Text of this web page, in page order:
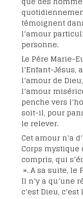
témoignent
l’amour
personne.
Le Père Marie-
l’Enfant-Jésus,
l’amour de
l’amour
penche vers
soit-il, pour
le relever.
Cet amour n’a
Corps mystique
compris, qui
». A sa suite, le
Il n’y a qu’une
c’est Dieu,